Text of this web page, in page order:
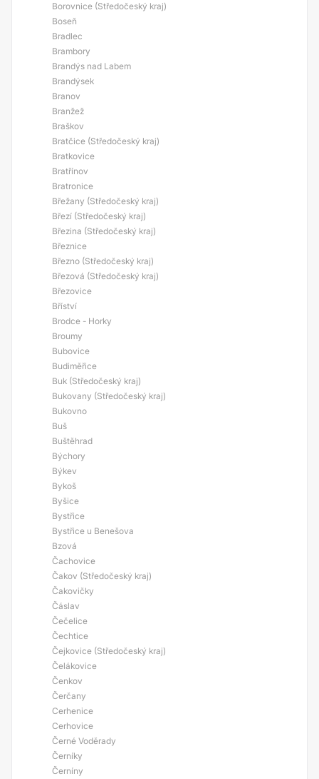
Borovnice (Středočeský kraj)
Boseň
Bradlec
Brambory
Brandýs nad Labem
Brandýsek
Branov
Branžež
Braškov
Bratčice (Středočeský kraj)
Bratkovice
Bratřínov
Bratronice
Břežany (Středočeský kraj)
Březí (Středočeský kraj)
Březina (Středočeský kraj)
Březnice
Březno (Středočeský kraj)
Březová (Středočeský kraj)
Březovice
Bříství
Brodce - Horky
Broumy
Bubovice
Budiměřice
Buk (Středočeský kraj)
Bukovany (Středočeský kraj)
Bukovno
Buš
Buštěhrad
Býchory
Býkev
Bykoš
Byšice
Bystřice
Bystřice u Benešova
Bzová
Čachovice
Čakov (Středočeský kraj)
Čakovičky
Čáslav
Čečelice
Čechtice
Čejkovice (Středočeský kraj)
Čelákovice
Čenkov
Čerčany
Cerhenice
Cerhovice
Černé Voděrady
Černíky
Černíny